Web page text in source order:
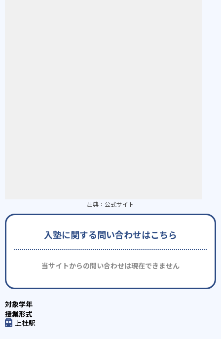
出典： 公式サイト
入塾に関する問い合わせはこちら
当サイトからの問い合わせは現在できません
上桂駅